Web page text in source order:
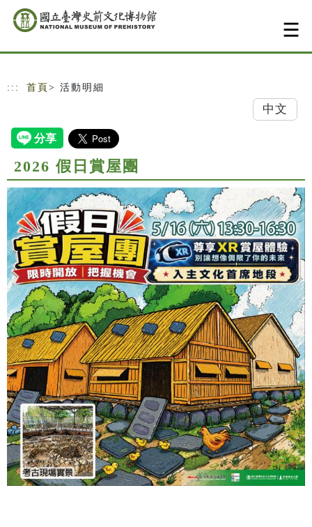
跳到主要內容
網站導覽
::: 首頁 > 活動明細
中文
2026 假日賞屋團